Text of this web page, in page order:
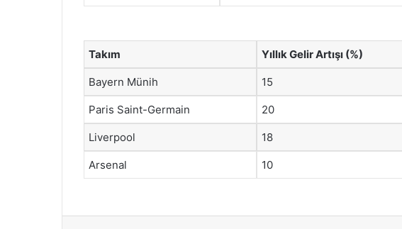
Takım Yıllık Gelir Artışı (%)
Bayern Münih 15
Paris Saint-Germain 20
Liverpool 18
Arsenal 10